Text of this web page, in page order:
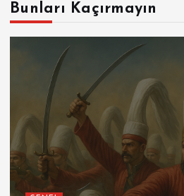
Bunları Kaçırmayın